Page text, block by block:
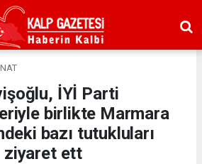
İYİ Parti
birlikte Marmara
bazı tutukluları
ziyaret ett